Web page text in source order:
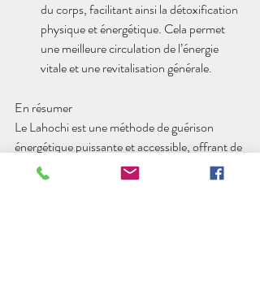
du corps, facilitant ainsi la détoxification
physique et énergétique. Cela permet
une meilleure circulation de l’énergie
vitale et une revitalisation générale.
En résumer
Le Lahochi est une méthode de guérison
énergétique puissante et accessible, offrant de
nombreux bienfaits pour la santé physique,
émotionnelle et spirituelle. En élevant la